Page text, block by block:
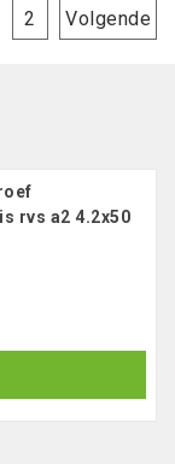
2 Volgende
rvs a2 4.2x50